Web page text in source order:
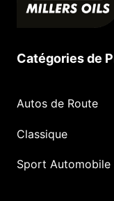
IL ?
Catégories de
Autos de Route
Classique
Sport Automobile